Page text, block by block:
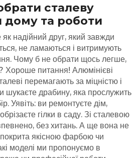
сталеву
дому та роботи
надійний друг, який завжди
не ламаються і витримують
Чому б не обрати щось легше,
Хороше питання! Алюмінієві
перемагають за міцністю і
шукаєте драбину, яка прослужить
Уявіть: ви ремонтуєте дім,
гілки в саду. Зі сталевою
без хитань. А ще вона не
покрита якісною фарбою чи
моделі ми пропонуємо в